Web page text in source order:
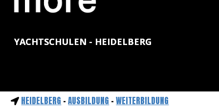
YACHTSCHULEN - HEIDELBERG
HEIDELBERG -AUSBILDUNG -WEITERBILDUNG